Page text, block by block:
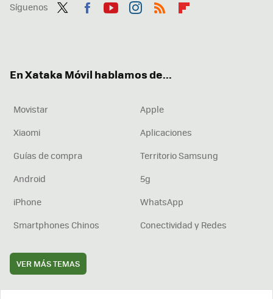
Síguenos
En Xataka Móvil hablamos de...
Movistar
Apple
Xiaomi
Aplicaciones
Guías de compra
Territorio Samsung
Android
5g
iPhone
WhatsApp
Smartphones Chinos
Conectividad y Redes
VER MÁS TEMAS